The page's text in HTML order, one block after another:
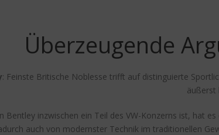
Überzeugende
: Feinste Britische Noblesse trifft auf distinguierte
äußerst
Bentley inzwischen ein Teil des VW-Konzerns ist, hat
auch von modernster Technik im traditionellen